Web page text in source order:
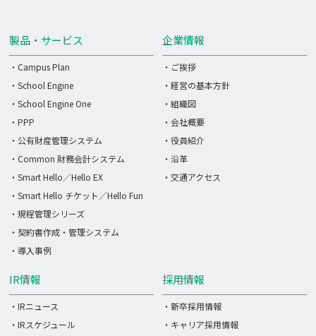
製品・サービス
・Campus Plan
・School Engine
・School Engine One
・PPP
・公有財産管理システム
・Common 財務会計システム
・Smart Hello／Hello EX
・Smart Hello チケット／Hello Fun
・規程管理シリーズ
・契約書作成・管理システム
・導入事例
IR情報
・IRニュース
・IRスケジュール
採用情報
・新卒採用情報
・キャリア採用情報
企業情報
・ご挨拶
・経営の基本方針
・組織図
・会社概要
・役員紹介
・沿革
・交通アクセス